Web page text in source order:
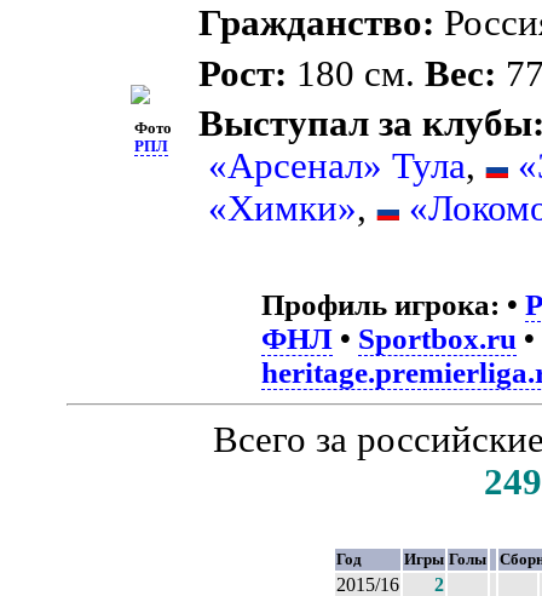
Фото
РПЛ
Гражданство:
Рост: 180 см.Вес:
Выступал за
«Арсенал» Тула,
«Химки»,
Профиль игрока: •
ФНЛ• Sportbox.ru •
Всего за
249
Год Игры Голы
2015/16
2